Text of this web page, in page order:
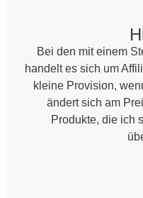
Bei den mit einem
handelt es sich um
kleine Provision,
ändert sich am
Produkte, die ich